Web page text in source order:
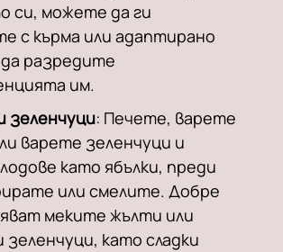
си, можете да ги
с кърма или адаптирано
да разредите
им.
зеленчуци: Печете, варете
варете зеленчуци и
като ябълки, преди
или смелите. Добре
меките жълти или
като сладки